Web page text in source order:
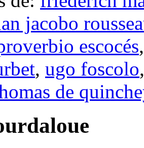
jacobo
escocés
, ugo foscolo
de